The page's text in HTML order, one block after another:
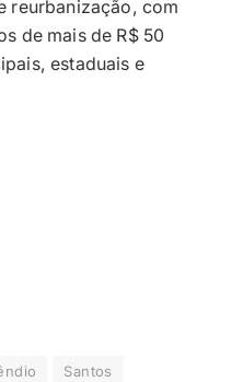
reurbanização, com
de mais de R$ 50
estaduais e
Santos